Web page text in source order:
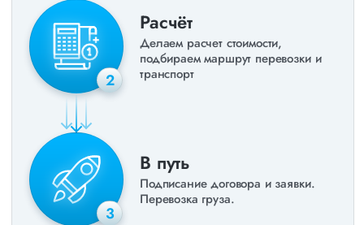
2
Расчёт
Делаем расчет стоимости,
подбираем маршрут перевозки и
транспорт
3
В путь
Подписание договора и заявки.
Перевозка груза.